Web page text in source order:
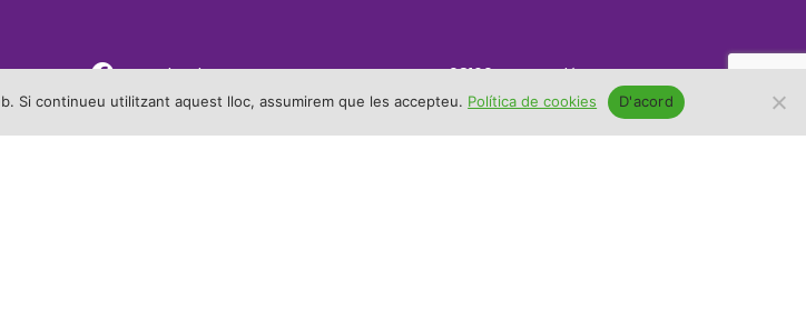
Facebook
08160 Montmeló,
Carrer Federico García Lorca, 5
Si continueu utilitzant aquest lloc, assumirem que les accepteu. Política de cookies D'acord